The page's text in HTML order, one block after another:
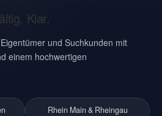
Klar.
und Suchkunden mit
einem hochwertigen
Rhein Main & Rheingau